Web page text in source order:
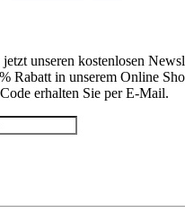
unseren kostenlosen
Rabatt in unserem Online
erhalten Sie per E-Mail.